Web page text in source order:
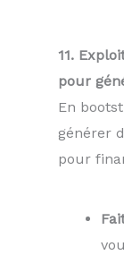
11.
pour
En
générer
pour